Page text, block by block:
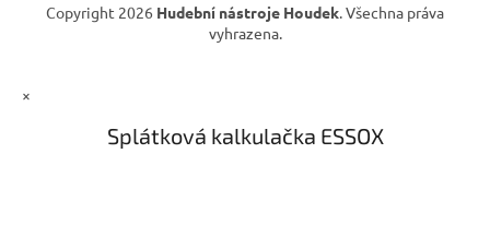
Copyright 2026 Hudební nástroje Houdek. Všechna práva
vyhrazena.
×
Splátková kalkulačka ESSOX